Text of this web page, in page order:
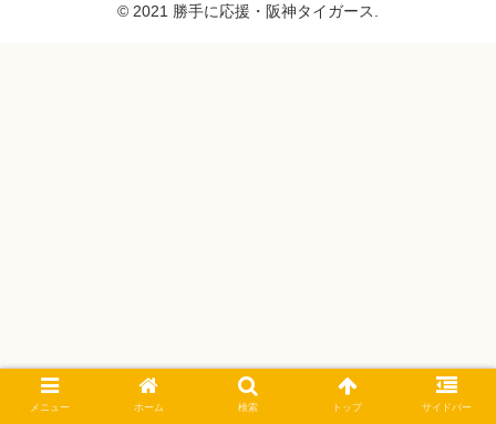
© 2021 勝手に応援・阪神タイガース.
メニュー ホーム 検索 トップ サイドバー